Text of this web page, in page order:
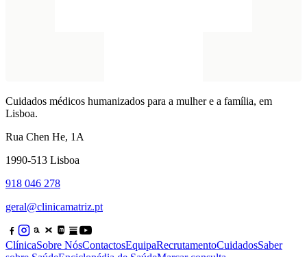
Cuidados médicos humanizados para a mulher e a família, em
Lisboa.
Rua Chen He, 1A
1990-513 Lisboa
918 046 278
geral@clinicamatriz.pt
ClínicaSobre NósContactosEquipaRecrutamentoCuidadosSaber